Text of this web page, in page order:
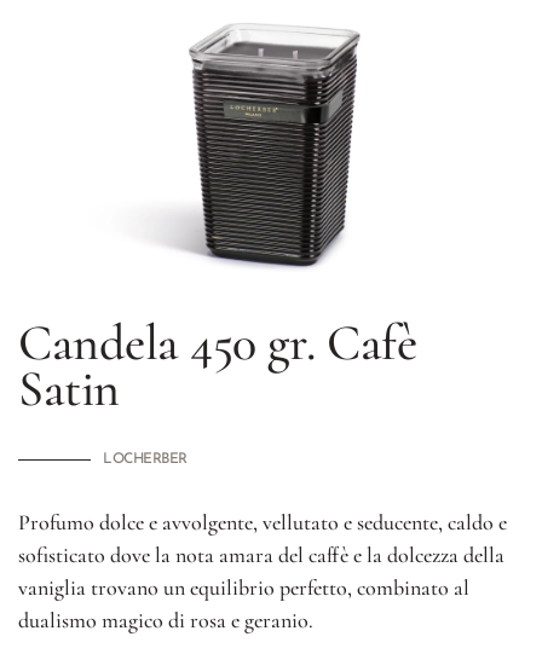
Candela 450 gr. Cafè
Satin
LOCHERBER
Profumo dolce e avvolgente, vellutato e seducente, caldo e
sofisticato dove la nota amara del caffè e la dolcezza della
vaniglia trovano un equilibrio perfetto, combinato al
dualismo magico di rosa e geranio.